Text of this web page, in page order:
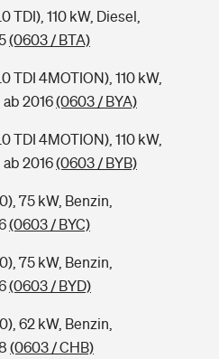
TDI), 110 kW, Diesel,
(0603 / BTA)
TDI 4MOTION), 110 kW,
2016(0603 / BYA)
TDI 4MOTION), 110 kW,
2016(0603 / BYB)
75 kW, Benzin,
(0603 / BYC)
75 kW, Benzin,
(0603 / BYD)
62 kW, Benzin,
(0603 / CHB)